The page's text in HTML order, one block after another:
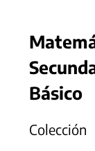
Básico
Colección